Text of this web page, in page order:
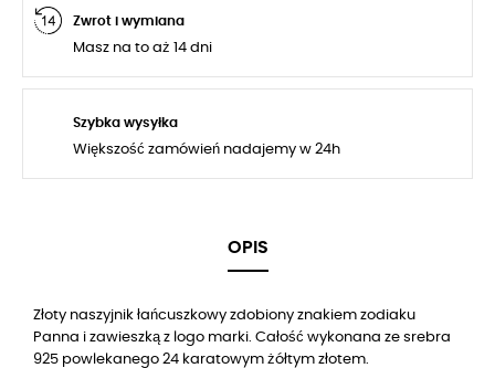
Zwrot i wymiana
Masz na to aż 14 dni
Szybka wysyłka
Większość zamówień nadajemy w 24h
OPIS
Złoty naszyjnik łańcuszkowy zdobiony znakiem zodiaku
Panna i zawieszką z logo marki. Całość wykonana ze srebra
925 powlekanego 24 karatowym żółtym złotem.